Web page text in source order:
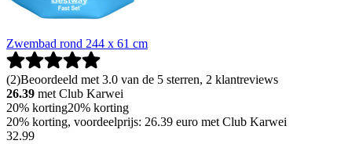
Zwembad rond 244 x 61 cm
(2)Beoordeeld met 3.0 van de 5 sterren, 2 klantreviews
26.39 met Club Karwei
20% korting20% korting
20% korting, voordeelprijs: 26.39 euro met Club Karwei
32.99